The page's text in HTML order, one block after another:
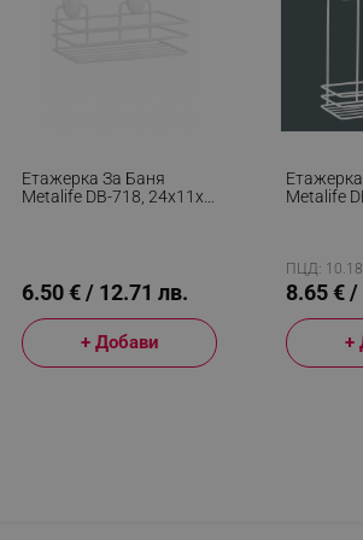
Етажерка За Баня
Metalife DB-718, 24х11х9
6.50 € / 12.71 лв.
+ Добави
Metalife
ПЦД: 10.18
8.65 € /
+